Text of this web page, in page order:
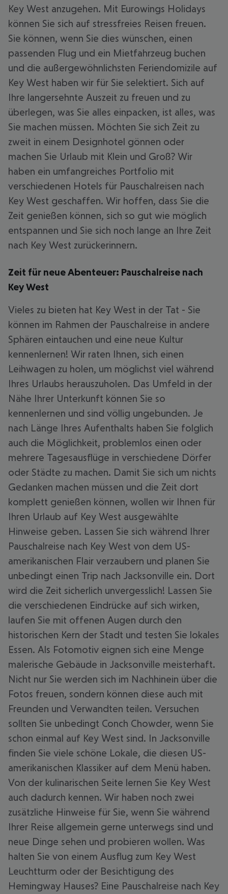
Key West anzugehen. Mit Eurowings Holidays
können Sie sich auf stressfreies Reisen freuen.
Sie können, wenn Sie dies wünschen, einen
passenden Flug und ein Mietfahrzeug buchen
und die außergewöhnlichsten Feriendomizile auf
Key West haben wir für Sie selektiert. Sich auf
Ihre langersehnte Auszeit zu freuen und zu
überlegen, was Sie alles einpacken, ist alles, was
Sie machen müssen. Möchten Sie sich Zeit zu
zweit in einem Designhotel gönnen oder
machen Sie Urlaub mit Klein und Groß? Wir
haben ein umfangreiches Portfolio mit
verschiedenen Hotels für Pauschalreisen nach
Key West geschaffen. Wir hoffen, dass Sie die
Zeit genießen können, sich so gut wie möglich
entspannen und Sie sich noch lange an Ihre Zeit
nach Key West zurückerinnern.
Zeit für neue Abenteuer: Pauschalreise nach
Key West
Vieles zu bieten hat Key West in der Tat - Sie
können im Rahmen der Pauschalreise in andere
Sphären eintauchen und eine neue Kultur
kennenlernen! Wir raten Ihnen, sich einen
Leihwagen zu holen, um möglichst viel während
Ihres Urlaubs herauszuholen. Das Umfeld in der
Nähe Ihrer Unterkunft können Sie so
kennenlernen und sind völlig ungebunden. Je
nach Länge Ihres Aufenthalts haben Sie folglich
auch die Möglichkeit, problemlos einen oder
mehrere Tagesausflüge in verschiedene Dörfer
oder Städte zu machen. Damit Sie sich um nichts
Gedanken machen müssen und die Zeit dort
komplett genießen können, wollen wir Ihnen für
Ihren Urlaub auf Key West ausgewählte
Hinweise geben. Lassen Sie sich während Ihrer
Pauschalreise nach Key West von dem US-
amerikanischen Flair verzaubern und planen Sie
unbedingt einen Trip nach Jacksonville ein. Dort
wird die Zeit sicherlich unvergesslich! Lassen Sie
die verschiedenen Eindrücke auf sich wirken,
laufen Sie mit offenen Augen durch den
historischen Kern der Stadt und testen Sie lokales
Essen. Als Fotomotiv eignen sich eine Menge
malerische Gebäude in Jacksonville meisterhaft.
Nicht nur Sie werden sich im Nachhinein über die
Fotos freuen, sondern können diese auch mit
Freunden und Verwandten teilen. Versuchen
sollten Sie unbedingt Conch Chowder, wenn Sie
schon einmal auf Key West sind. In Jacksonville
finden Sie viele schöne Lokale, die diesen US-
amerikanischen Klassiker auf dem Menü haben.
Von der kulinarischen Seite lernen Sie Key West
auch dadurch kennen. Wir haben noch zwei
zusätzliche Hinweise für Sie, wenn Sie während
Ihrer Reise allgemein gerne unterwegs sind und
neue Dinge sehen und probieren wollen. Was
halten Sie von einem Ausflug zum Key West
Leuchtturm oder der Besichtigung des
Hemingway Hauses? Eine Pauschalreise nach Key